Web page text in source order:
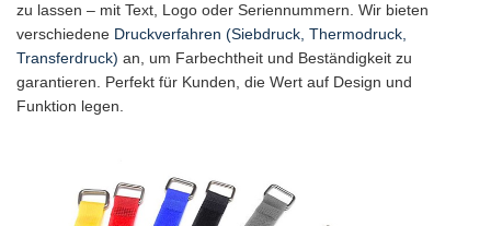
zu lassen – mit Text, Logo oder Seriennummern. Wir bieten
verschiedene Druckverfahren (Siebdruck, Thermodruck,
Transferdruck) an, um Farbechtheit und Beständigkeit zu
garantieren. Perfekt für Kunden, die Wert auf Design und
Funktion legen.